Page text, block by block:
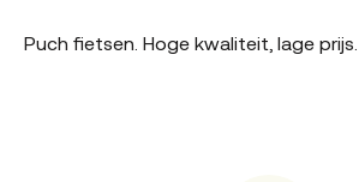
Puch fietsen. Hoge kwaliteit, lage